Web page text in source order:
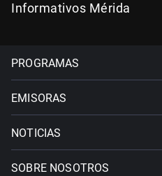
Informativos Mérida
PROGRAMAS
EMISORAS
NOTICIAS
SOBRE NOSOTROS